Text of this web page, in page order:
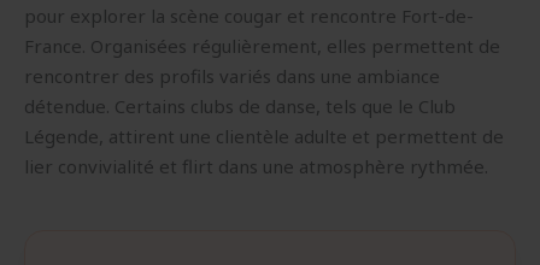
pour explorer la scène cougar et rencontre Fort-de-
France. Organisées régulièrement, elles permettent de
rencontrer des profils variés dans une ambiance
détendue. Certains clubs de danse, tels que le Club
Légende, attirent une clientèle adulte et permettent de
lier convivialité et flirt dans une atmosphère rythmée.